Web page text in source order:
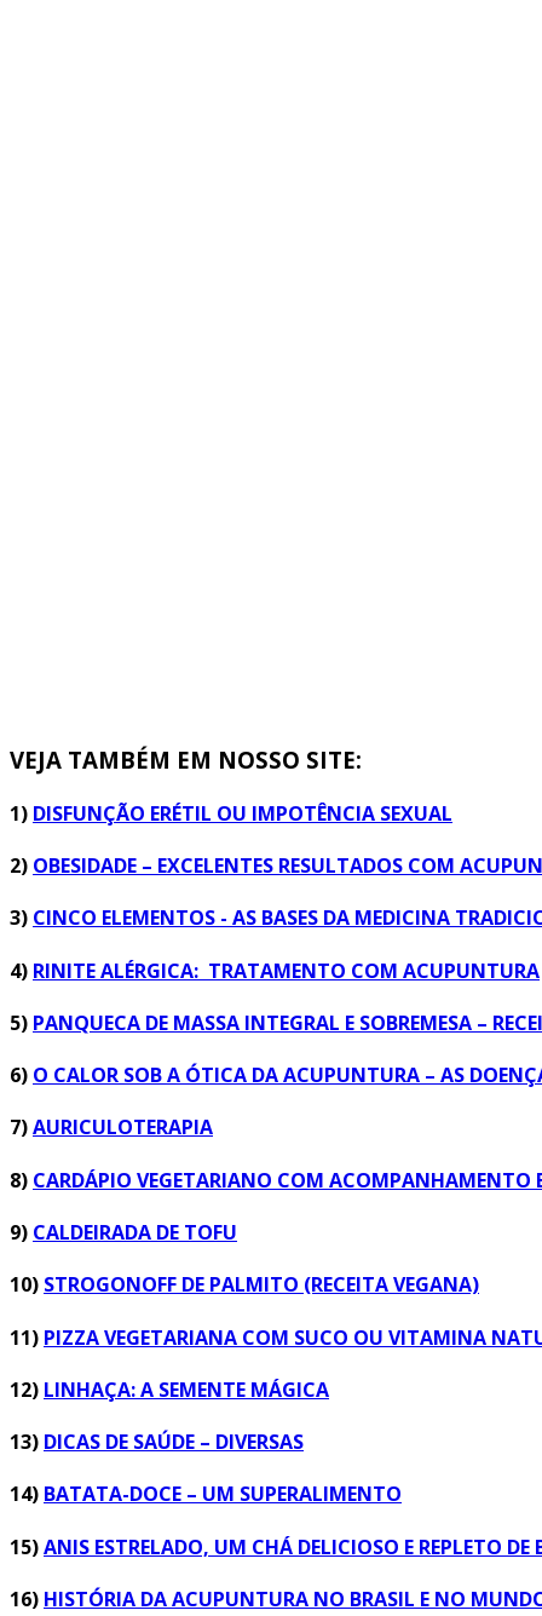
VEJA TAMBÉM EM NOSSO SITE:
1) DISFUNÇÃO ERÉTIL OU IMPOTÊNCIA SEXUAL
2) OBESIDADE – EXCELENTES RESULTADOS COM
3) CINCO ELEMENTOS - AS BASES DA MEDICINA
4) RINITE ALÉRGICA: TRATAMENTO COM ACUPUNTURA
5) PANQUECA DE MASSA INTEGRAL E SOBREMESA –
6) O CALOR SOB A ÓTICA DA ACUPUNTURA – AS
7)AURICULOTERAPIA
8) CARDÁPIO VEGETARIANO COM ACOMPANHAMENTO
9) CALDEIRADA DE TOFU
10) STROGONOFF DE PALMITO (RECEITA VEGANA)
11) PIZZA VEGETARIANA COM SUCO OU VITAMINA
12) LINHAÇA: A SEMENTE MÁGICA
13) DICAS DE SAÚDE – DIVERSAS
14) BATATA-DOCE – UM SUPERALIMENTO
15)ANIS ESTRELADO, UM CHÁ DELICIOSO E REPLETO DE
16) HISTÓRIA DA ACUPUNTURA NO BRASIL E NO